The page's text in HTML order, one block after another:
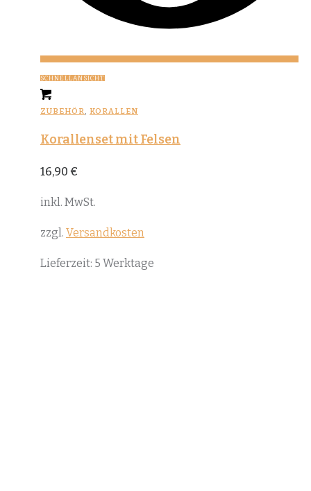
SCHNELLANSICHT
ZUBEHÖR, KORALLEN
Korallenset mit Felsen
16,90 €
inkl. MwSt.
zzgl. Versandkosten
Lieferzeit: 5 Werktage